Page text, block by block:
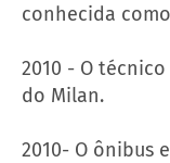
conhecida
2010 - O
do Milan.
2010- O ônibus